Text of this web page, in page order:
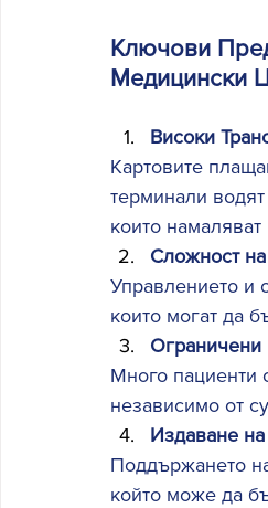
Ключови
Медицински
Високи
Картовите
терминали водят
които намаляват
Сложност
Управлението и
които могат да
Ограничени
Много пациенти
независимо от
Издаване
Поддържането
който може да